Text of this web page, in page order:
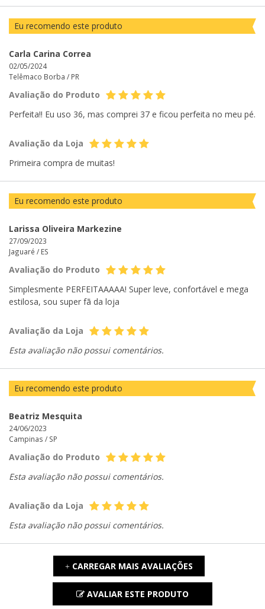
Eu recomendo este produto
Carla Carina Correa
02/05/2024
Telêmaco Borba / PR
Avaliação do Produto
Perfeita!! Eu uso 36, mas comprei 37 e ficou perfeita no meu pé.
Avaliação da Loja
Primeira compra de muitas!
Eu recomendo este produto
Larissa Oliveira Markezine
27/09/2023
Jaguaré / ES
Avaliação do Produto
Simplesmente PERFEITAAAAA! Super leve, confortável e mega
estilosa, sou super fã da loja
Avaliação da Loja
Esta avaliação não possui comentários.
Eu recomendo este produto
Beatriz Mesquita
24/06/2023
Campinas / SP
Avaliação do Produto
Esta avaliação não possui comentários.
Avaliação da Loja
Esta avaliação não possui comentários.
+ CARREGAR MAIS AVALIAÇÕES
AVALIAR ESTE PRODUTO